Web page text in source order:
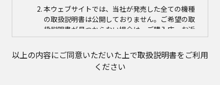
本ウェブサイトでは、当社が発売した全ての機種
の取扱説明書は公開しておりません。ご希望の取
扱説明書が見つからない場合は、ご購入店、お近
くの当社商品の取扱店、または当社サービス会社
に直接お問い合わせの上、ご購入いただきますよ
うお願いいたします。ただし、商品自体の生産中
止などの理由により、当該商品につき取扱説明書
以上の内容にご同意いただいた上で取扱説明書をご利用
ください